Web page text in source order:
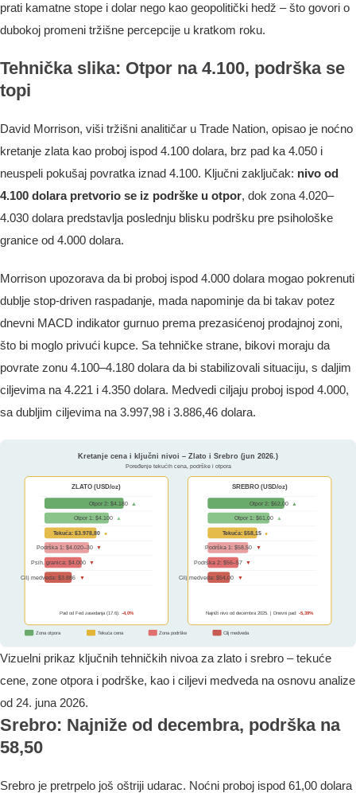
prati kamatne stope i dolar nego kao geopolitički hedž – što govori o
dubokoj promeni tržišne percepcije u kratkom roku.
Tehnička slika: Otpor na 4.100, podrška se
topi
David Morrison, viši tržišni analitičar u Trade Nation, opisao je noćno
kretanje zlata kao proboj ispod 4.100 dolara, brz pad ka 4.050 i
neuspeli pokušaj povratka iznad 4.100. Ključni zaključak: nivo od
4.100 dolara pretvorio se iz podrške u otpor, dok zona 4.020–
4.030 dolara predstavlja poslednju blisku podršku pre psihološke
granice od 4.000 dolara.
Morrison upozorava da bi proboj ispod 4.000 dolara mogao pokrenuti
dublje stop-driven raspadanje, mada napominje da bi takav potez
dnevni MACD indikator gurnuo prema prezasićenoj prodajnoj zoni,
što bi moglo privući kupce. Sa tehničke strane, bikovi moraju da
povrate zonu 4.100–4.180 dolara da bi stabilizovali situaciju, s daljim
ciljevima na 4.221 i 4.350 dolara. Medvedi ciljaju proboj ispod 4.000,
sa dubljim ciljevima na 3.997,98 i 3.886,46 dolara.
Vizuelni prikaz ključnih tehničkih nivoa za zlato i srebro – tekuće
cene, zone otpora i podrške, kao i ciljevi medveda na osnovu analize
od 24. juna 2026.
Srebro: Najniže od decembra, podrška na
58,50
Srebro je pretrpelo još oštriji udarac. Noćni proboj ispod 61,00 dolara